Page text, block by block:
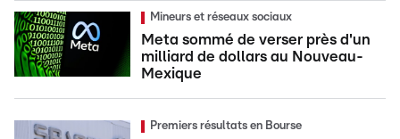
Mineurs et réseaux sociaux
Meta sommé de verser près d'un
milliard de dollars au Nouveau-
Mexique
Premiers résultats en Bourse